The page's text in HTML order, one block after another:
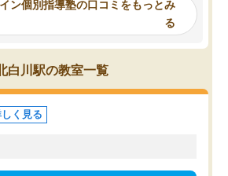
ったらいいなと
が今足りないのか
き、子どももびっ
でやる気を持って
狙い通り、少しず
意識も無くなっ
手な数学も追加
来年の高校受験に
頂いて、とてもわかり
していました。一生を
スト、多少お金がかかっ
ン個別指導塾の口コミをもっとみ
る
白川駅の教室一覧
く見る